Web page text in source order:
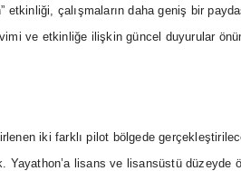
çalışmaların daha geniş bir
ve etkinliğe ilişkin güncel duyurular
iki farklı pilot bölgede
lisans ve lisansüstü düzeyde